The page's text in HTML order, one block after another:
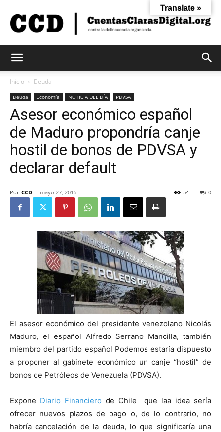
Claras
Digital
Inicio Deuda
Deuda Economía NOTICIA DEL DÍA PDVSA
Asesor económico español
de Maduro propondría canje
hostil de bonos de PDVSA y
declarar default
Por CCD - mayo 27, 2016 0
54
El asesor económico del presidente venezolano Nicolás
Maduro, el español Alfredo Serrano Mancilla, también
miembro del partido español Podemos estaría dispuesto
a proponer al gabinete económico un canje “hostil” de
bonos de Petróleos de Venezuela (PDVSA).
Expone Diario Financiero de Chile que laa idea sería
ofrecer nuevos plazos de pago o, de lo contrario, no
habría cancelación de la deuda, lo que significaría una
Translate »